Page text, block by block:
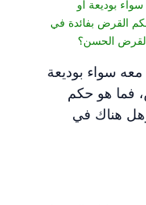
معه سواء بوديعة
فما هو حكم
هناك في